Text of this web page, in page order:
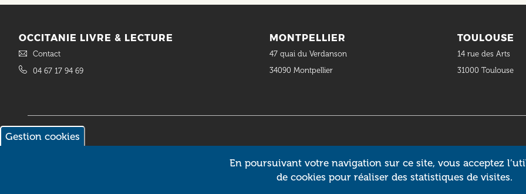
OCCITANIE LIVRE & LECTURE
Contact
04 67 17 94 69
MONTPELLIER
47 quai du Verdanson
34090 Montpellier
TOULOUSE
14 rue des Arts
31000 Toulouse
Intuitiv Interactive
Gestion cookies
En poursuivant votre navigation sur ce site, vous acceptez
de cookies pour réaliser des statistiques de visites.